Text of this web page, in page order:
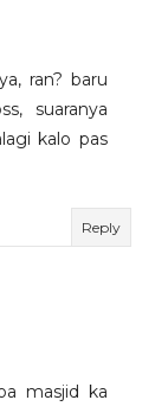
ran? baru
suaranya
kalo pas
Reply
masjid ka